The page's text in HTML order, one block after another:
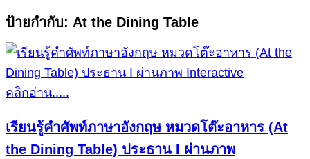
ป้ายกำกับ: At the Dining Table
คลิกอ่าน.....
เรียนรู้คำศัพท์ภาษาอังกฤษ หมวดโต๊ะอาหาร (At
the Dining Table) ประธาน I ผ่านภาพ